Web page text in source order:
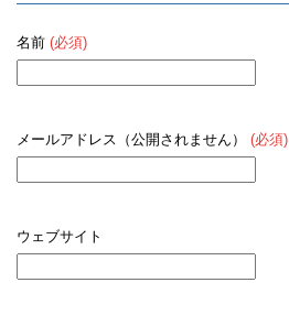
名前 (必須)
メールアドレス（公開されません） (必須)
ウェブサイト